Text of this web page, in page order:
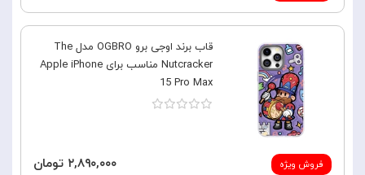
فروش ویژه
قاب برند اوجی برو OGBRO مدل The
Nutcracker مناسب برای Apple iPhone
15 Pro Max
۲,۸۹۰,۰۰۰ تومان